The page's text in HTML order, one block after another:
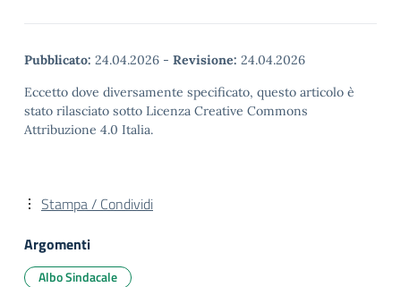
Pubblicato: 24.04.2026 - Revisione: 24.04.2026
Eccetto dove diversamente specificato, questo articolo è
stato rilasciato sotto Licenza Creative Commons
Attribuzione 4.0 Italia.
Stampa / Condividi
Argomenti
Albo Sindacale